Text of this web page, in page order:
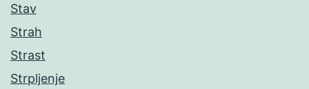
Stav
Strah
Strast
Strpljenje